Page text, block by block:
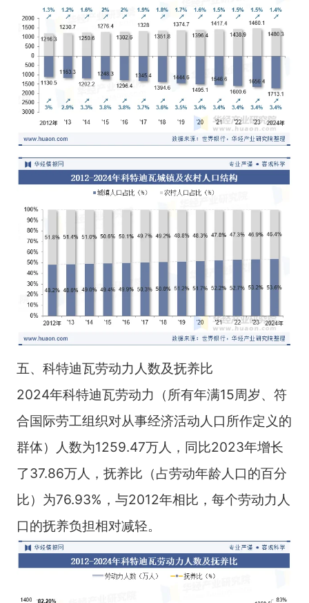
五、科特迪瓦劳动力人数及抚养比
2024年科特迪瓦劳动力（所有年满15周岁、符
合国际劳工组织对从事经济活动人口所作定义的
群体）人数为1259.47万人，同比2023年增长
了37.86万人，抚养比（占劳动年龄人口的百分
比）为76.93%，与2012年相比，每个劳动力人
口的抚养负担相对减轻。